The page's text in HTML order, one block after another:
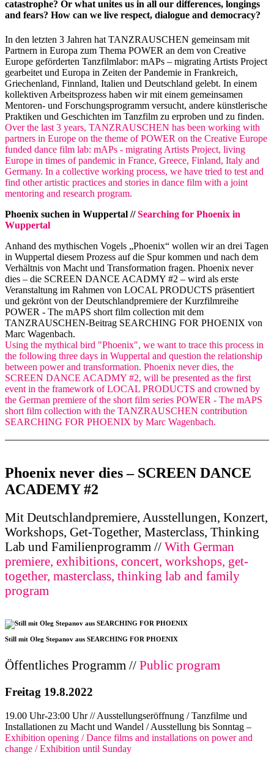
catastrophe? Or what unites us in all our differences, longings
and fears? How can we live respect, dialogue and democracy?
In den letzten 3 Jahren hat TANZRAUSCHEN gemeinsam mit
Partnern in Europa zum Thema POWER an dem von Creative
Europe geförderten Tanzfilmlabor: mAPs – migrating Artists Project
gearbeitet und Europa in Zeiten der Pandemie in Frankreich,
Griechenland, Finnland, Italien und Deutschland gelebt. In einem
kollektiven Arbeitsprozess haben wir mit einem gemeinsamen
Mentoren- und Forschungsprogramm versucht, andere künstlerische
Praktiken und Geschichten im Tanzfilm zu erproben und zu finden.
Over the last 3 years, TANZRAUSCHEN has been working with
partners in Europe on the theme of POWER on the Creative Europe
funded dance film lab: mAPs - migrating Artists Project, living
Europe in times of pandemic in France, Greece, Finland, Italy and
Germany. In a collective working process, we have tried to test and
find other artistic practices and stories in dance film with a joint
mentoring and research program.
Phoenix suchen in Wuppertal //Searching for Phoenix in
Wuppertal
Anhand des mythischen Vogels „Phoenix“ wollen wir an drei Tagen
in Wuppertal diesem Prozess auf die Spur kommen und nach dem
Verhältnis von Macht und Transformation fragen. Phoenix never
dies – die SCREEN DANCE ACADMY #2 – wird als erste
Veranstaltung im Rahmen von LOCAL PRODUCTS präsentiert
und gekrönt von der Deutschlandpremiere der Kurzfilmreihe
POWER - The mAPS short film collection mit dem
TANZRAUSCHEN-Beitrag SEARCHING FOR PHOENIX von
Marc Wagenbach.
Using the mythical bird "Phoenix", we want to trace this process in
the following three days in Wuppertal and question the relationship
between power and transformation. Phoenix never dies, the
SCREEN DANCE ACADMY #2, will be presented as the first
event in the framework of LOCAL PRODUCTS and crowned by
the German premiere of the short film series POWER - The mAPS
short film collection with the TANZRAUSCHEN contribution
SEARCHING FOR PHOENIX by Marc Wagenbach.
Phoenix never dies – SCREEN DANCE
ACADEMY #2
Mit Deutschlandpremiere, Ausstellungen, Konzert,
Workshops, Get-Together, Masterclass, Thinking
Lab und Familienprogramm // With German
premiere, exhibitions, concert, workshops, get-
together, masterclass, thinking lab and family
program
Still mit Oleg Stepanov aus SEARCHING FOR PHOENIX
Öffentliches Programm // Public program
Freitag 19.8.2022
19.00 Uhr-23:00 Uhr // Ausstellungseröffnung / Tanzfilme und
Installationen zu Macht und Wandel / Ausstellung bis Sonntag –
Exhibition opening / Dance films and installations on power and
change / Exhibition until Sunday